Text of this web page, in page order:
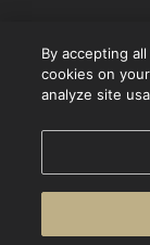
Contact
Facebook
By accepting
cookies on
analyze site